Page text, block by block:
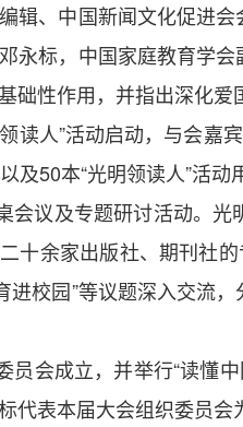
辑、中国新闻文化促进
永标，中国家庭教育学
础性作用，并指出深化
人”活动启动，与会嘉
及50本“光明领读人”活
议及专题研讨活动。光
十余家出版社、期刊社
进校园”等议题深入交流
会成立，并举行“读懂
代表本届大会组织委员